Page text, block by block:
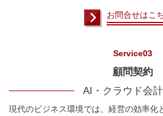
お問合せはこ
Service03
顧問契約
AI・クラウド会
現代のビジネス環境では、経営の効率化